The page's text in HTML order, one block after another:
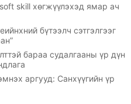
skill хөгжүүлэхэд ямар ач
бүтээлч сэтгэлгээг
бараа судалгааны үр дүн
аргууд: Санхүүгийн үр